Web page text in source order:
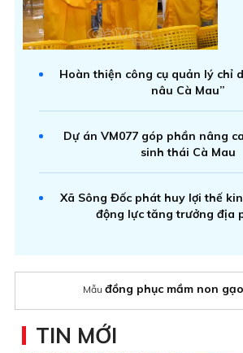
Hoàn thiện công cụ quản lý chỉ
nâu Cà Mau”
Dự án VM077 góp phần nâng
sinh thái Cà Mau
Xã Sông Đốc phát huy lợi thế
động lực tăng trưởng địa
Mẫu đồng phục mầm non
TIN MỚI